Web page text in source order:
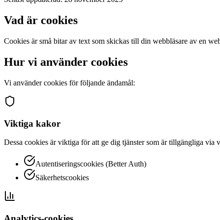
Vad är cookies
Cookies är små bitar av text som skickas till din webbläsare av en
Hur vi använder cookies
Vi använder cookies för följande ändamål:
Viktiga kakor
Dessa cookies är viktiga för att ge dig tjänster som är tillgängliga via
Autentiseringscookies (Better Auth)
Säkerhetscookies